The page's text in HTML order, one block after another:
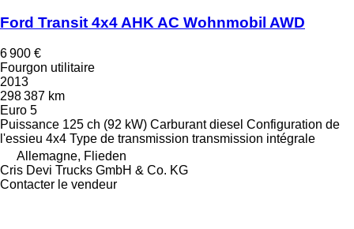
Ford Transit 4x4 AHK AC Wohnmobil AWD
6 900 €
Fourgon utilitaire
2013
298 387 km
Euro 5
Puissance 125 ch (92 kW) Carburant diesel Configuration de
l'essieu 4x4 Type de transmission transmission intégrale
Allemagne, Flieden
Cris Devi Trucks GmbH & Co. KG
Contacter le vendeur